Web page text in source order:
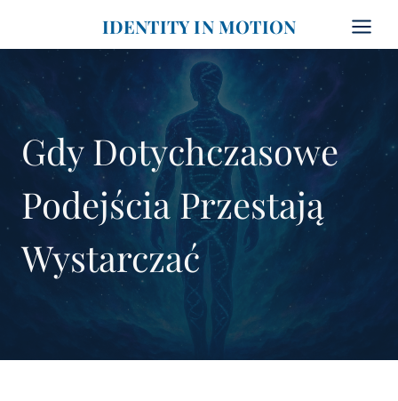
IDENTITY IN MOTION
Gdy Dotychczasowe
Podejścia Przestają
Wystarczać